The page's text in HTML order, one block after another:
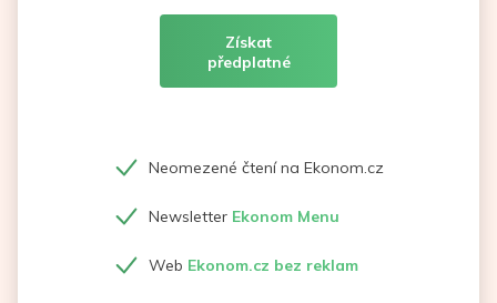
Získat
předplatné
Neomezené čtení na Ekonom.cz
Newsletter Ekonom Menu
Web Ekonom.cz bez reklam